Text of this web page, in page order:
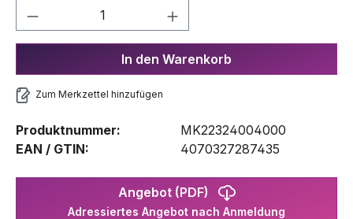
Produkt Anzahl: Gib den
In den Warenkorb
Zum Merkzettel hinzufügen
Produktnummer:
MK22324004000
EAN / GTIN:
4070327287435
Angebot (PDF)
Adressiertes Angebot nach Anmeldung